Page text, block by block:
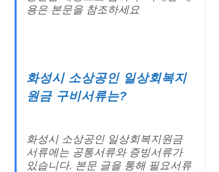
용은 본문을 참조하세요
화성시 소상공인 일상회복지
원금 구비서류는?
화성시 소상공인 일상회복지원금
서류에는 공통서류와 증빙서류가
있습니다. 본문 글을 통해 필요서류